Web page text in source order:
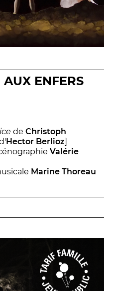
ENFERS
de Christoph
Hector Berlioz]
Valérie
Marine Thoreau